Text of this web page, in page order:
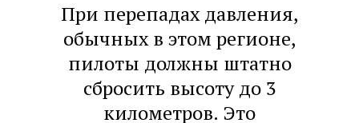
При перепадах давления,
обычных в этом регионе,
пилоты должны штатно
сбросить высоту до 3
километров. Это